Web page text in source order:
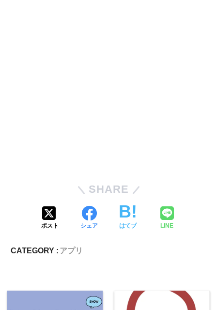
SHARE
ポスト シェア はてブ LINE
CATEGORY : アプリ